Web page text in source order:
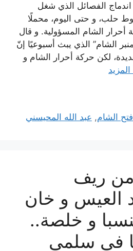
الفصائل الذي شغل
حلب، و حتى اليوم، محملًا
أحرار الشام المسؤولية. و قال
الشام” الذي يبث أسبوعيًا إنّ
لكن حركة أحرار الشام و
المزيد
الشام, عبد الله المحيسني
ريف
العيس و خان
و خلصة..
في سلمى